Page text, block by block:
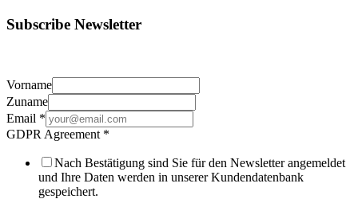
Subscribe Newsletter
Vorname
Zuname
Email *
GDPR Agreement *
Nach Bestätigung sind Sie für den Newsletter angemeldet
und Ihre Daten werden in unserer Kundendatenbank
gespeichert.